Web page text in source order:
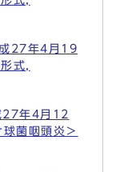
27年4月19
式,
27年4月12
菌咽頭炎＞